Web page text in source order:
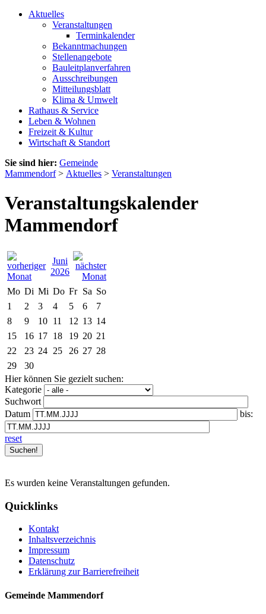
Aktuelles
Veranstaltungen
Terminkalender
Bekanntmachungen
Stellenangebote
Bauleitplanverfahren
Ausschreibungen
Mitteilungsblatt
Klima & Umwelt
Rathaus & Service
Leben & Wohnen
Freizeit & Kultur
Wirtschaft & Standort
Sie sind hier: Gemeinde
Mammendorf> Aktuelles > Veranstaltungen
Veranstaltungskalender
Mammendorf
Juni
2026
Mo Di Mi Do Fr Sa So
1
2 3 4 5 6
7
8
9 10 11 12 13 14
15
16 17 18 19 20 21
22
23 24 25 26 27 28
29
30
Hier können Sie gezielt suchen:
Kategorie
Suchwort
Datum
bis:
reset
Es wurden keine Veranstaltungen gefunden.
Quicklinks
Kontakt
Inhaltsverzeichnis
Impressum
Datenschutz
Erklärung zur Barrierefreiheit
Gemeinde Mammendorf